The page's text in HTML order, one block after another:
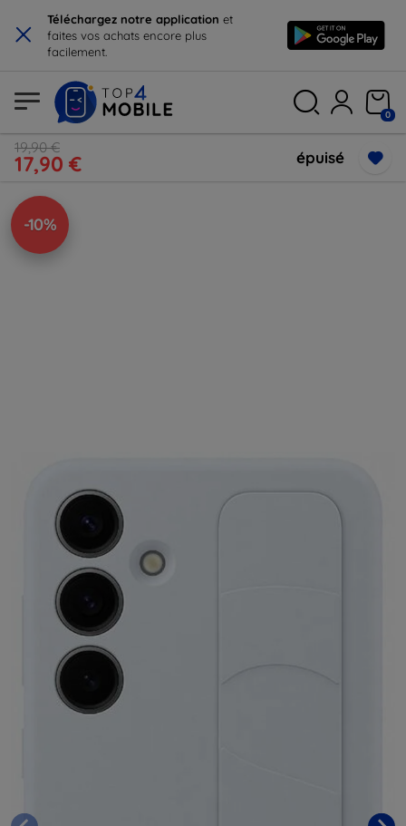
× Téléchargez notre application et
faites vos achats encore plus
facilement.
0
19,90 €
17,90 € épuisé
-10%